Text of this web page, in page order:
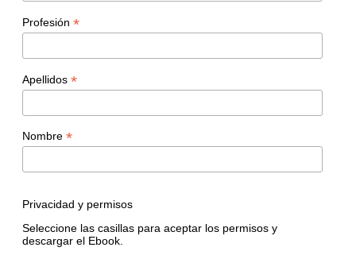
Profesión *
Apellidos *
Nombre *
Privacidad y permisos
Seleccione las casillas para aceptar los permisos y
descargar el Ebook.